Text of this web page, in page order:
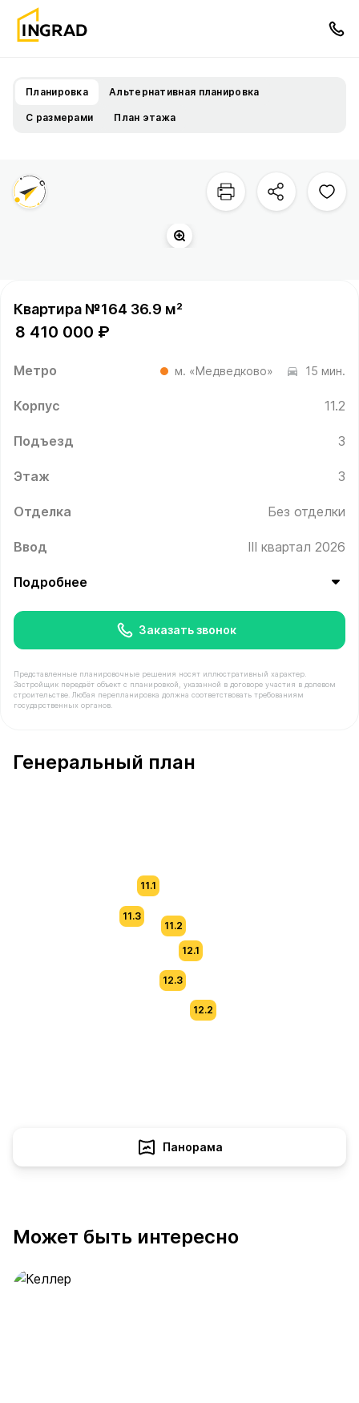
Планировка Альтернативная планировка
С размерами План этажа
Квартира №164 36.9 м²
8 410 000 ₽
Метро м. «Медведково» 15 мин.
Корпус 11.2
Подъезд 3
Этаж 3
Отделка Без отделки
Ввод III квартал 2026
Подробнее
Заказать звонок
Представленные планировочные решения носят иллюстративный характер.
Застройщик передаёт объект с планировкой, указанной в договоре участия в долевом
строительстве. Любая перепланировка должна соответствовать требованиям
государственных органов.
Генеральный план
11.3
11.1
11.2
12.1
12.2
12.3
Панорама
Может быть интересно